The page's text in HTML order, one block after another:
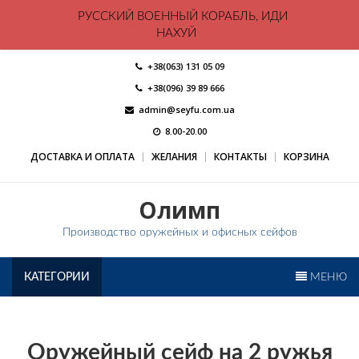
+38(063) 131 05 09
+38(096) 39 89 666
admin@seyfu.com.ua
8.00-20.00
ДОСТАВКА И ОПЛАТА ЖЕЛАНИЯ КОНТАКТЫ КОРЗИНА
Олимп
Производство оружейных и офисных сейфов
КАТЕГОРИИ МЕНЮ
Оружейный сейф на 2 ружья
РУССКИЙ ВОЕННЫЙ КОРАБЛЬ, ИДИ
НАХУЙ